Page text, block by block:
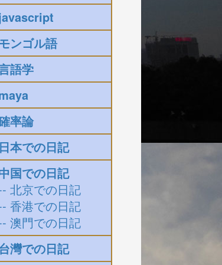
ンゴル語
語学
率論
日本での日記
国での日記
北京での日記
香港での日記
澳門での日記
台灣での日記